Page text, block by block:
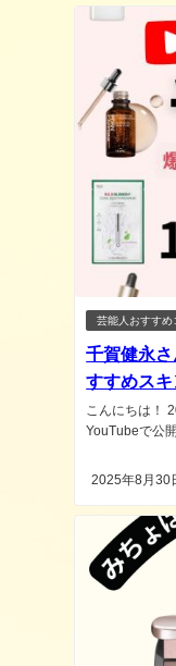
芸能人おすすめ
千賀健永
すすめス
こんにちは！
YouTubeで公
2025年8月30